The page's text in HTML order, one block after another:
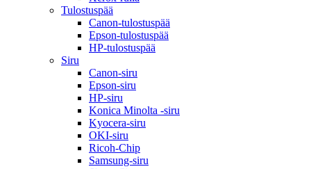
Tulostuspää
Canon-tulostuspää
Epson-tulostuspää
HP-tulostuspää
Siru
Canon-siru
Epson-siru
HP-siru
Konica Minolta -siru
Kyocera-siru
OKI-siru
Ricoh-Chip
Samsung-siru